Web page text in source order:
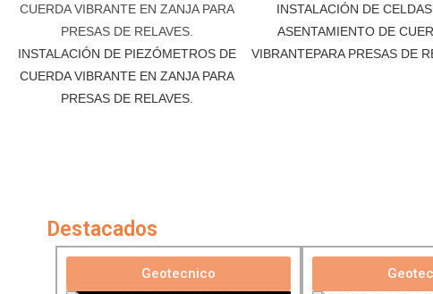
INSTALACIÓN DE PIEZÓMETROS DE
CUERDA VIBRANTE EN ZANJA PARA
PRESAS DE RELAVES.
INSTALACIÓN DE
ASENTAMIENTO DE
VIBRANTEPARA PRESAS DE
Destacados
Geotecnico